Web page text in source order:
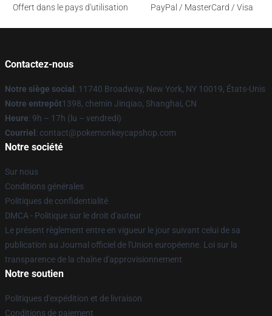
Offert dans le pays d'utilisation
PayPal / MasterCard / Visa
Contactez-nous
Notre siège social : 11740 Broadway, New York, NY 10019, États-Unis
Notre entrepôt1398, chemin Jinqiao, Shanghai, CN
Heure: 9h – 17h (lu – vendredi)
Courriel : contact@pokemonkeycapshop.com
Notre société
Sur nous
Conditions générales
Politiques de confidentialité
DMCA - Politique sur le droit d'auteur
Le présent règlement entre en vigueur le jour suivant celui de sa
publication au Journal officiel de l'Union européenne. Loi sur la
transparence de la chaîne d'approvisionnement
Notre soutien
Politiques d'expédition et de livraison
Conditions de paiement